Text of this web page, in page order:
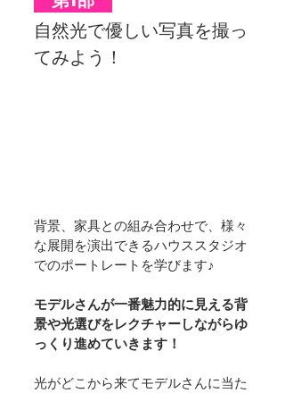
自然光で優しい写真を撮っ
てみよう！
背景、家具との組み合わせで、様々
な展開を演出できるハウススタジオ
でのポートレートを学びます♪
モデルさんが一番魅力的に見える背
景や光選びをレクチャーしながらゆ
っくり進めていきます！
光がどこから来てモデルさんに当た